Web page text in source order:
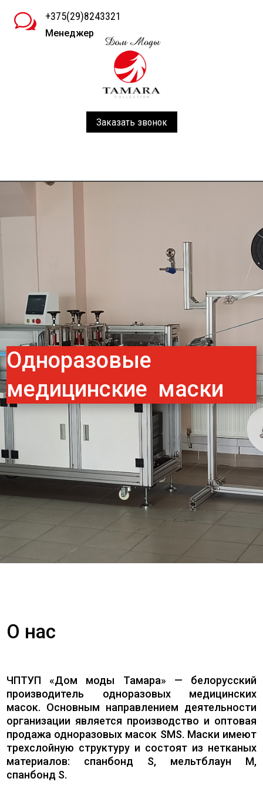
w +375(29)8243321
Менеджер
Заказать звонок
Одноразовые
медицинские маски
О нас
ЧПТУП «Дом моды Тамара» — белорусский
производитель одноразовых медицинских
масок. Основным направлением деятельности
организации является производство и оптовая
продажа одноразовых масок SMS. Маски имеют
трехслойную структуру и состоят из нетканых
материалов: спанбонд S, мельтблаун M,
спанбонд S.